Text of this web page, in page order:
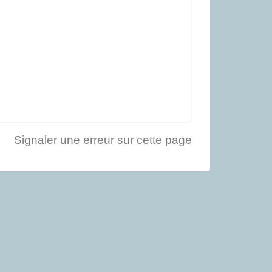
Signaler une erreur sur cette page